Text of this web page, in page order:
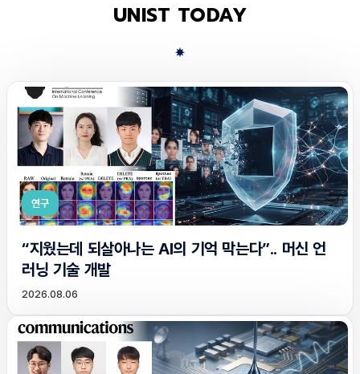
UNIST TODAY
연구
“지웠는데 되살아나는 AI의 기억 막는다”.. 머신 언
러닝 기술 개발
2026.08.06